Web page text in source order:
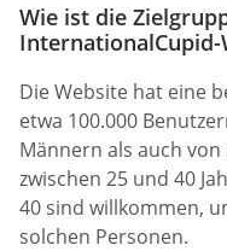
Wie ist die
InternationalCupid-
Die Website hat eine
etwa 100.000
Männern als auch
zwischen 25 und 40
40 sind willkommen,
solchen Personen.